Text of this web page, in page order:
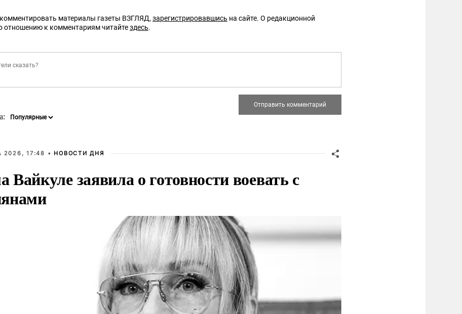
материалы газеты ВЗГЛЯД, зарегистрировавшись на сайте. О редакционной
отношению к комментариям читайтездесь.
2026, 17:48 • НОВОСТИ ДНЯ
Вайкуле заявила о готовности воевать с